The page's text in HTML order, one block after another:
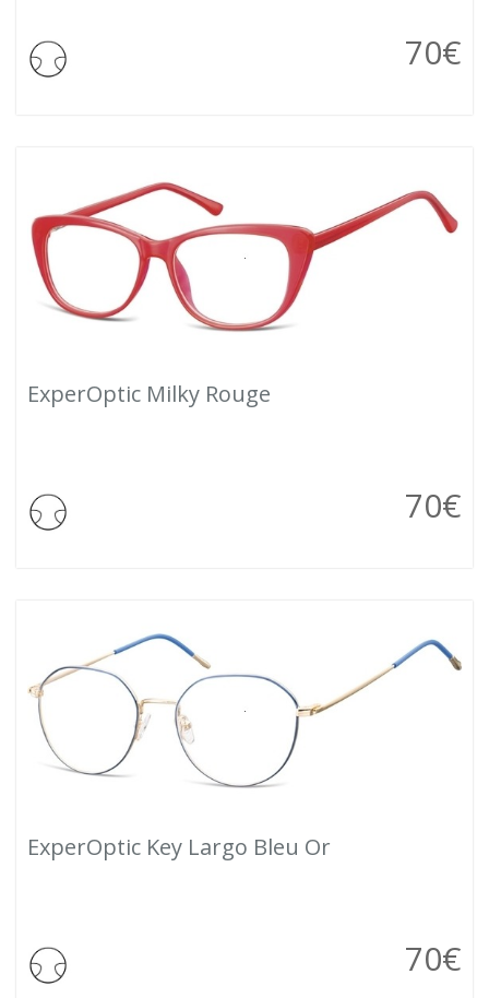
€
70
ExperOptic Milky Rouge
€
70
ExperOptic Key Largo Bleu Or
€
70